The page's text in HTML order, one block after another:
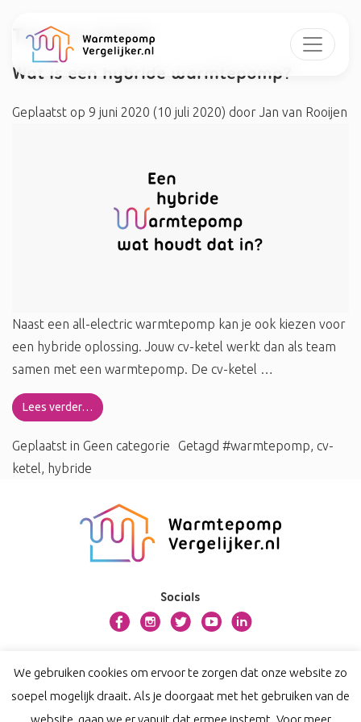
Tag:cv-ketel
Wat is een hybride warmtepomp?
Geplaatst op 9 juni 2020 (10 juli 2020) door Jan van Rooijen
Naast een all-electric warmtepomp kan je ook kiezen voor
een hybride oplossing. Jouw cv-ketel werkt dan als team
samen met een warmtepomp. De cv-ketel …
Lees verder…
Geplaatst in Geen categorie Getagd #warmtepomp, cv-
ketel, hybride
Socials
Contact
Privacy
We gebruiken cookies om ervoor te zorgen dat onze website zo
soepel mogelijk draait. Als je doorgaat met het gebruiken van de
website, gaan we er vanuit dat ermee instemt. Voor meer